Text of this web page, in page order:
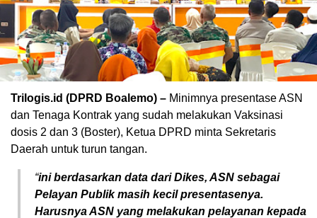
Trilogis.id (DPRD Boalemo) – Minimnya presentase ASN
dan Tenaga Kontrak yang sudah melakukan Vaksinasi
dosis 2 dan 3 (Boster), Ketua DPRD minta Sekretaris
Daerah untuk turun tangan.
“ini berdasarkan data dari Dikes, ASN sebagai
Pelayan Publik masih kecil presentasenya.
Harusnya ASN yang melakukan pelayanan kepada